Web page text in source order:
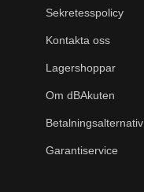
Sekretesspolicy
Kontakta oss
Lagershoppar
Om dBAkuten
Betalningsalternativ
Garantiservice